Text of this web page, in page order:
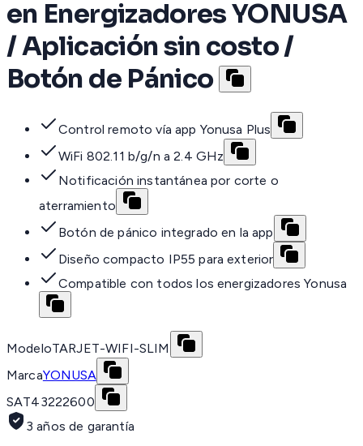
en Energizadores YONUSA
/ Aplicación sin costo /
Botón de Pánico
Control remoto vía app Yonusa Plus
WiFi 802.11 b/g/n a 2.4 GHz
Notificación instantánea por corte o
aterramiento
Botón de pánico integrado en la app
Diseño compacto IP55 para exterior
Compatible con todos los energizadores Yonusa
ModeloTARJET-WIFI-SLIM
MarcaYONUSA
SAT43222600
3 años de garantía